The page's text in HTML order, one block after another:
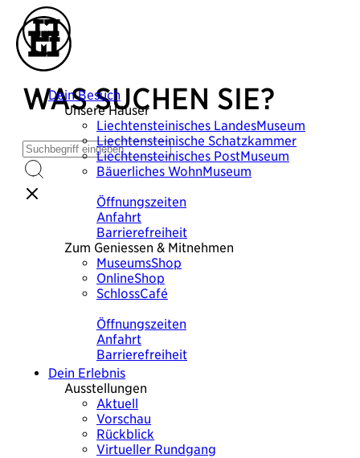
Dein Besuch
Unsere Häuser
Liechtensteinisches LandesMuseum
Liechtensteinische Schatzkammer
Liechtensteinisches PostMuseum
Bäuerliches WohnMuseum
Öffnungszeiten
Anfahrt
Barrierefreiheit
Zum Geniessen & Mitnehmen
MuseumsShop
OnlineShop
SchlossCafé
Öffnungszeiten
Anfahrt
Barrierefreiheit
Dein Erlebnis
Ausstellungen
Aktuell
Vorschau
Rückblick
Virtueller Rundgang
WAS SUCHEN SIE?